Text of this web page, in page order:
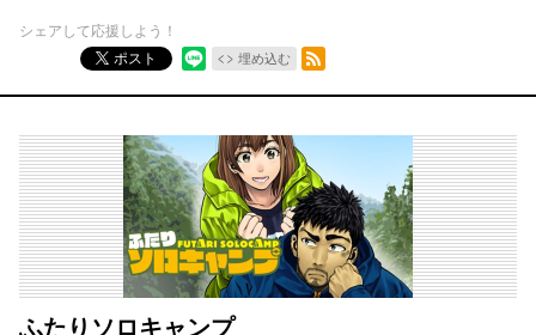
シェアして応援しよう！
ポスト
埋め込む
RSSフィード
ふたりソロキャンプ